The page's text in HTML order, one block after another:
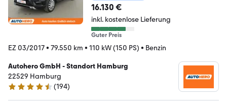
16.130 €
inkl. kostenlose Lieferung
Guter Preis
EZ 03/2017• 79.550 km • 110 kW (150 PS) • Benzin
Autohero GmbH - Standort Hamburg
22529 Hamburg
4.6 Sterne
(194)